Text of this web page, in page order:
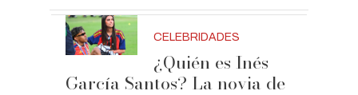
CELEBRIDADES
¿Quién es Inés
García Santos? La novia de